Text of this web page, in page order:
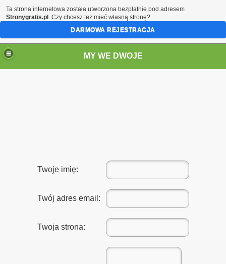
MY WE DWOJE
Twoje imię:
Twój adres email:
Twoja strona:
Ta strona internetowa została utworzona bezpłatnie pod adresem
Stronygratis.pl . Czy chcesz też mieć własną stronę?
DARMOWA REJESTRACJA